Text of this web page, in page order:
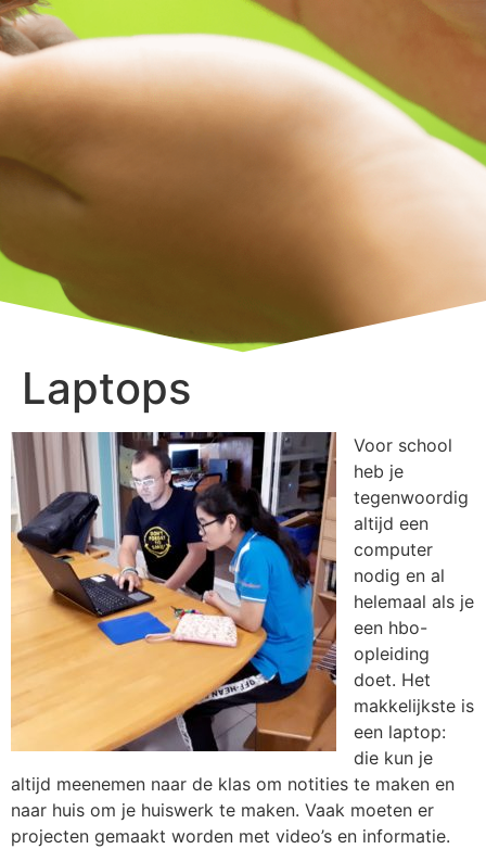
Laptops
Voor school
heb je
tegenwoordig
altijd een
computer
nodig en al
helemaal als je
een hbo-
opleiding
doet. Het
makkelijkste is
een laptop:
die kun je
altijd meenemen naar de klas om notities te maken en
naar huis om je huiswerk te maken. Vaak moeten er
projecten gemaakt worden met video’s en informatie.